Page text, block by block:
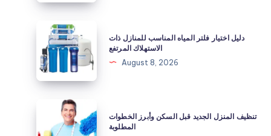
ضغط
المياه
تركيب
الفلتر؟
دليل
اختيار
فلتر
المياه
المناسب
الاستهلاك
دليل اختيار فلتر المياه المناسب للمنازل ذات
الاستهلاك المرتفع
August 8, 2026
المنزل
تنظيف المنزل الجديد قبل السكن وأبرز الخطوات
المطلوبة